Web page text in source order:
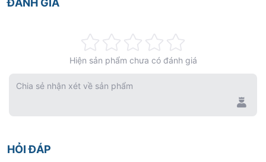
0%
Hiện sản phẩm chưa có đánh giá
Chia sẻ nhận xét về sản phẩm
HỎI ĐÁP